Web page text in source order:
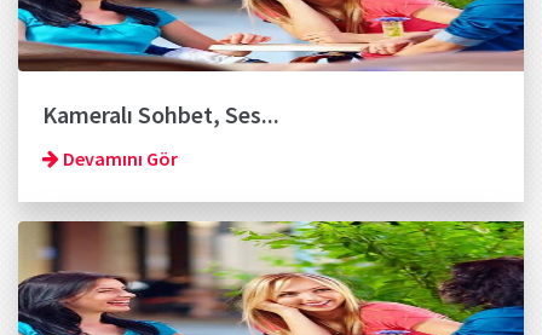
Kameralı Sohbet, Ses...
Devamını Gör